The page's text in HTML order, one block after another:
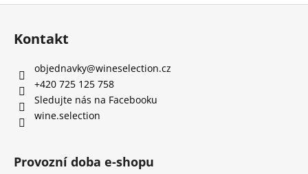
Z
Kontakt
objednavky@wineselection.cz
+420 725 125 758
Sledujte nás na Facebooku
wine.selection
Provozní doba e-shopu